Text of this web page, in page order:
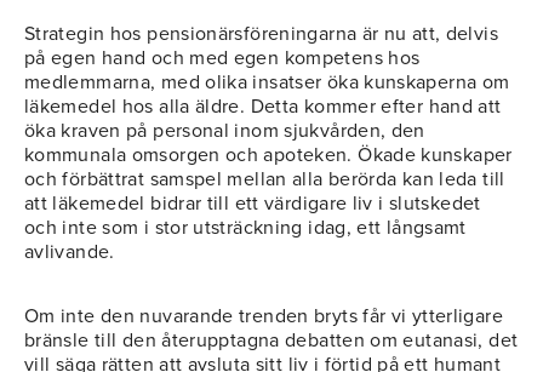
Strategin hos pensionärsföreningarna är nu att, delvis
på egen hand och med egen kompetens hos
medlemmarna, med olika insatser öka kunskaperna om
läkemedel hos alla äldre. Detta kommer efter hand att
öka kraven på personal inom sjukvården, den
kommunala omsorgen och apoteken. Ökade kunskaper
och förbättrat samspel mellan alla berörda kan leda till
att läkemedel bidrar till ett värdigare liv i slutskedet
och inte som i stor utsträckning idag, ett långsamt
avlivande.
Om inte den nuvarande trenden bryts får vi ytterligare
bränsle till den återupptagna debatten om eutanasi, det
vill säga rätten att avsluta sitt liv i förtid på ett humant